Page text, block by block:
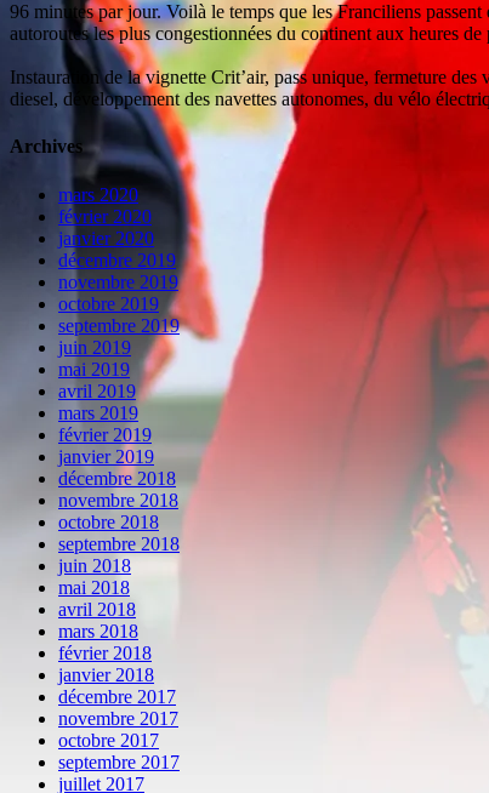
96 minutes par jour. Voilà le temps que les Franciliens
autoroutes les plus congestionnées du continent aux heures de
Instauration de la vignette Crit’air, pass unique, fermeture
diesel, développement des navettes autonomes, du vélo
Archives
mars 2020
février 2020
janvier 2020
décembre 2019
novembre 2019
octobre 2019
septembre 2019
juin 2019
mai 2019
avril 2019
mars 2019
février 2019
janvier 2019
décembre 2018
novembre 2018
octobre 2018
septembre 2018
juin 2018
mai 2018
avril 2018
mars 2018
février 2018
janvier 2018
décembre 2017
novembre 2017
octobre 2017
septembre 2017
juillet 2017